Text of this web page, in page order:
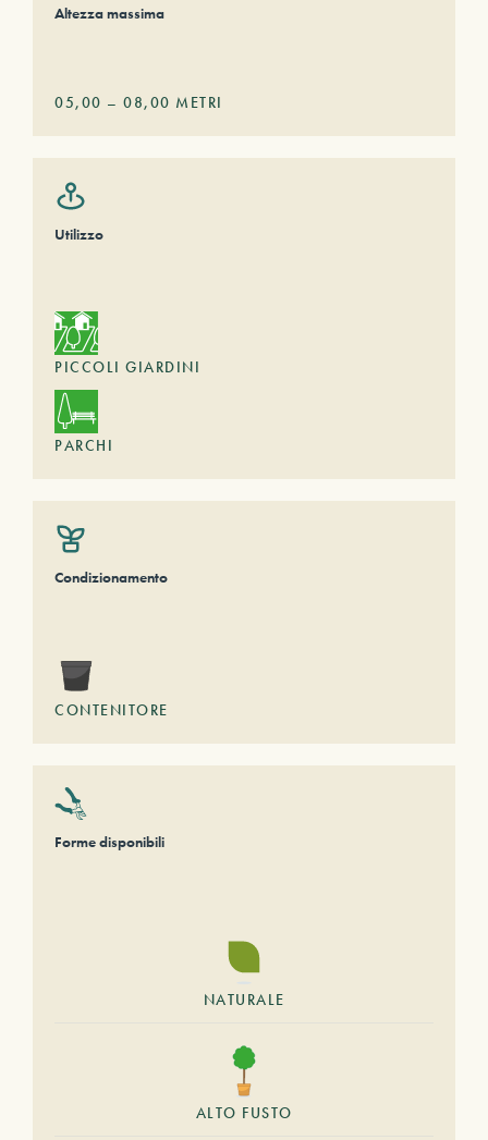
Altezza massima
05,00 – 08,00 METRI
Utilizzo
PICCOLI GIARDINI
PARCHI
Condizionamento
CONTENITORE
Forme disponibili
NATURALE
ALTO FUSTO